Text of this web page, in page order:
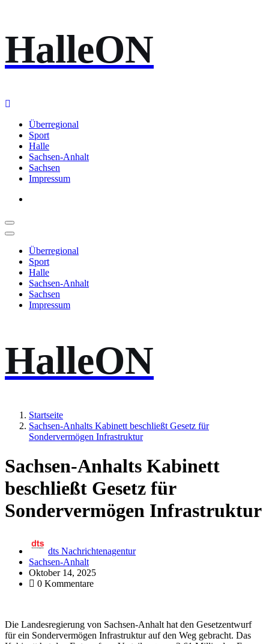
Inhalt
springen
HalleON
Überregional
Sport
Halle
Sachsen-Anhalt
Sachsen
Impressum
Überregional
Sport
Halle
Sachsen-Anhalt
Sachsen
Impressum
HalleON
Startseite
Sachsen-Anhalts Kabinett beschließt Gesetz für
Sondervermögen Infrastruktur
Sachsen-Anhalts Kabinett
beschließt Gesetz für
Sondervermögen Infrastruktur
dts Nachrichtenagentur
Sachsen-Anhalt
Oktober 14, 2025
0 Kommentare
Die Landesregierung von Sachsen-Anhalt hat den Gesetzentwurf
für ein Sondervermögen Infrastruktur auf den Weg gebracht. Das